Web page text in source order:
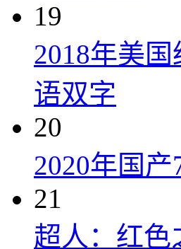
19
2018年美
语双字
20
2020年国
21
超人：红色